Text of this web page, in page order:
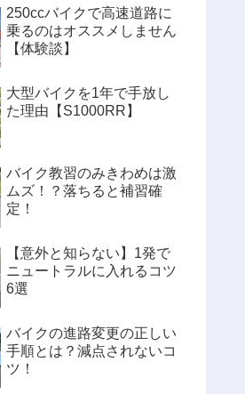
250ccバイクで高速道路に
乗るのはオススメしません
【体験談】
大型バイクを1年で手放し
た理由【S1000RR】
バイク教習のみきわめは激
ムズ！？落ちると補習確
定！
【意外と知らない】1発で
ニュートラルに入れるコツ
6選
バイクの進路変更の正しい
手順とは？減点されないコ
ツ！